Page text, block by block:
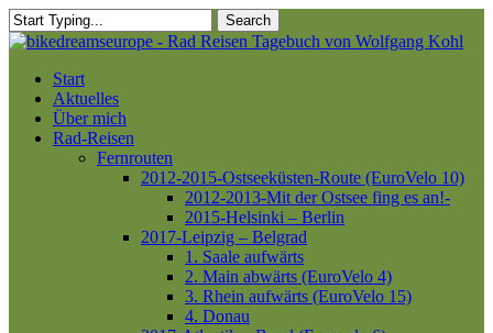
Skip
to
content
Search
Close
Menu
Start
Aktuelles
Über mich
Rad-Reisen
Fernrouten
2012-2015-Ostseeküsten-Route (EuroVelo 10)
2012-2013-Mit der Ostsee fing es an!-
2015-Helsinki – Berlin
2017-Leipzig – Belgrad
1. Saale aufwärts
2. Main abwärts (EuroVelo 4)
3. Rhein aufwärts (EuroVelo 15)
4. Donau